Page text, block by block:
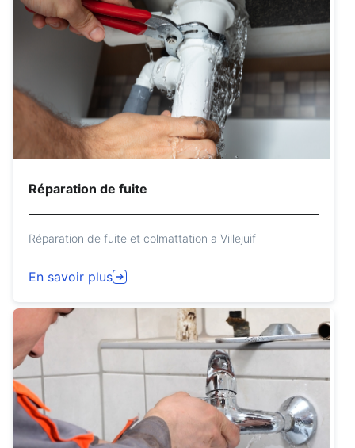
Réparation de fuite
Réparation de fuite et colmattation a Villejuif
En savoir plus